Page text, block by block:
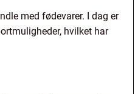
med fødevarer. I dag er
hvilket har